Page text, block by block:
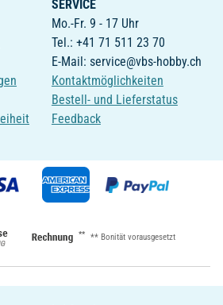
SERVICE
Mo.-Fr. 9 - 17 Uhr
Tel.: +41 71 511 23 70
E-Mail: service@vbs-hobby.ch
Kontaktmöglichkeiten
Bestell- und Lieferstatus
Feedback
** ** Bonität vorausgesetzt